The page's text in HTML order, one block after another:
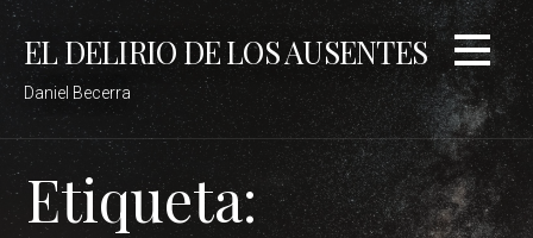
Saltar
al
contenido
EL DELIRIO DE LOS AUSENTES
Daniel Becerra
Etiqueta: